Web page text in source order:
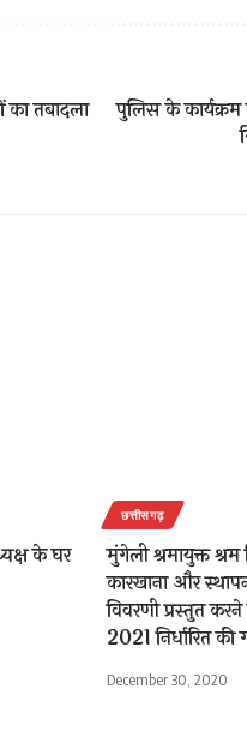
का तबादला
पुलिस के
के घर
छत्तीसगढ़
मुंगेली श्रमायुक्त श्रम
कारखाना और
विवरणी प्रस्तुत
2021 निर्धारित की
December 30, 2020